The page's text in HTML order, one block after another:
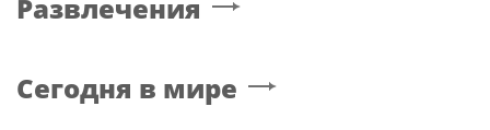
Развлечения
Сегодня в мире